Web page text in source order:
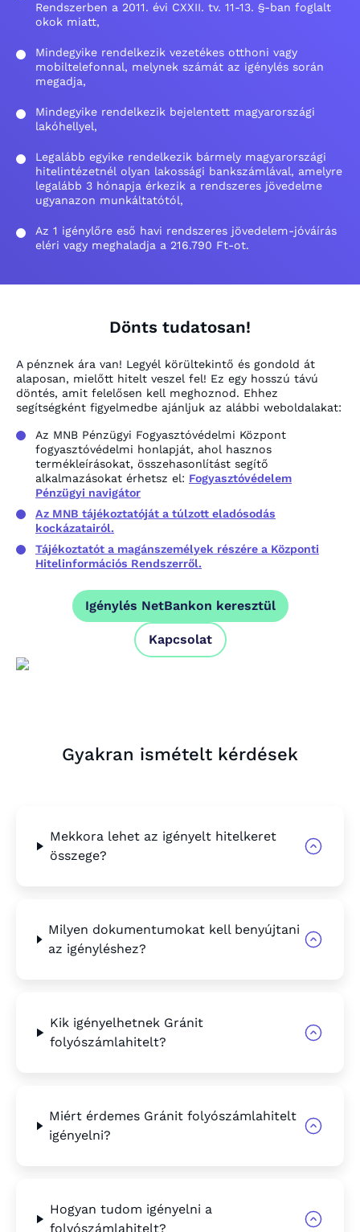
Rendszerben a 2011. évi CXXII. tv. 11-13. §-ban foglalt
okok miatt,
Mindegyike rendelkezik vezetékes otthoni vagy
mobiltelefonnal, melynek számát az igénylés során
megadja,
Mindegyike rendelkezik bejelentett magyarországi
lakóhellyel,
Legalább egyike rendelkezik bármely magyarországi
hitelintézetnél olyan lakossági bankszámlával, amelyre
legalább 3 hónapja érkezik a rendszeres jövedelme
ugyanazon munkáltatótól,
Az 1 igénylőre eső havi rendszeres jövedelem-jóváírás
eléri vagy meghaladja a 216.790 Ft-ot.
Dönts tudatosan!
A pénznek ára van! Legyél körültekintő és gondold át
alaposan, mielőtt hitelt veszel fel! Ez egy hosszú távú
döntés, amit felelősen kell meghoznod. Ehhez
segítségként figyelmedbe ajánljuk az alábbi weboldalakat:
Az MNB Pénzügyi Fogyasztóvédelmi Központ
fogyasztóvédelmi honlapját, ahol hasznos
termékleírásokat, összehasonlítást segítő
alkalmazásokat érhetsz el: Fogyasztóvédelem
Pénzügyi navigátor
Az MNB tájékoztatóját a túlzott eladósodás
kockázatairól.
Tájékoztatót a magánszemélyek részére a Központi
Hitelinformációs Rendszerről.
Igénylés NetBankon keresztül
Kapcsolat
Gyakran ismételt kérdések
Mekkora lehet az igényelt hitelkeret
összege?
Milyen dokumentumokat kell benyújtani
az igényléshez?
Kik igényelhetnek Gránit
folyószámlahitelt?
Miért érdemes Gránit folyószámlahitelt
igényelni?
Hogyan tudom igényelni a
folyószámlahitelt?